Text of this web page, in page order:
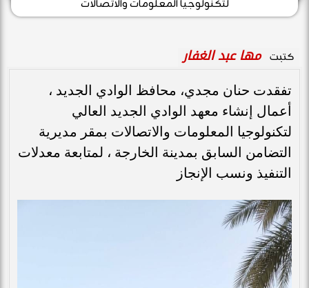
لتكنولوجيا المعلومات والاتصالات
كتبت مها عبد الغفار
تفقدت حنان مجدي، محافظ الوادي الجديد ،
أعمال إنشاء معهد الوادي الجديد العالي
لتكنولوجيا المعلومات والاتصالات بمقر مديرية
التضامن السابق بمدينة الخارجة ، لمتابعة معدلات
التنفيذ ونسب الإنجاز